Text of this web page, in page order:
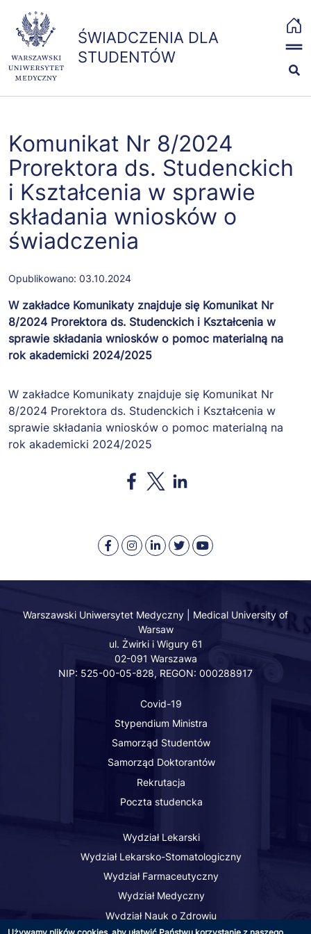
treści
ŚWIADCZENIA DLA
STUDENTÓW
The MIT License
(MIT)
2021 The Bootstrap
Permission is hereby
granted, free of
charge, to any
person obtaining a
copy of this
software and
associated
documentation files
deal in the Software
without restriction,
including without
limitation the rights
to use, copy, modify,
merge, publish,
sublicense, and/or
sell copies of the
Software, and to
permit persons to
is furnished to do
so, subject to the
The above copyright
notice and this
shall be included in
substantial portions
of the Software.
THE SOFTWARE IS
PROVIDED "AS IS",
WITHOUT
WARRANTY OF ANY
KIND, EXPRESS OR
IMPLIED,
INCLUDING BUT
NOT LIMITED TO
THE WARRANTIES
OF
FITNESS FOR A
PARTICULAR
PURPOSE AND
NONINFRINGEMENT.
IN NO EVENT SHALL
THE AUTHORS OR
x
ŚWIADCZENIA DLA STUDENTÓW
Stypendia i zapomogi
Badania i szczepienia
Ubezpieczenia
Kontakt
Komunikat Nr 8/2024
Prorektora ds. Studenckich
i Kształcenia w sprawie
składania wniosków o
świadczenia
Opublikowano: 03.10.2024
W zakładce Komunikaty znajduje się Komunikat Nr
8/2024 Prorektora ds. Studenckich i Kształcenia w
sprawie składania wniosków o pomoc materialną na
rok akademicki 2024/2025
W zakładce Komunikaty znajduje się Komunikat Nr
8/2024 Prorektora ds. Studenckich i Kształcenia w
sprawie składania wniosków o pomoc materialną na
rok akademicki 2024/2025
Opens in a new window
Opens in a new window
Opens in a new window
Warszawski
Medyczny
Facebook
Medical
of
-
Instagram
Warszawski
Medyczny
LinkedIn
Warszawski
Medyczny
Twitter
Warszawski
Medyczny
Youtube
Warszawski Uniwersytet Medyczny | Medical University of
Warsaw
ul. Żwirki i Wigury 61
02-091 Warszawa
NIP: 525-00-05-828, REGON: 000288917
Covid-19
Stypendium Ministra
Samorząd Studentów
Samorząd Doktorantów
Rekrutacja
Poczta studencka
Wydział Lekarski
Wydział Lekarsko-Stomatologiczny
Wydział Farmaceutyczny
Wydział Medyczny
Wydział Nauk o Zdrowiu